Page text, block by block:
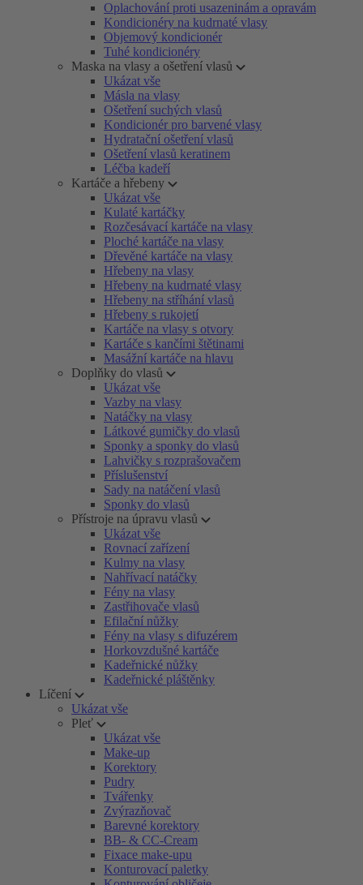
Oplachování proti usazeninám a opravám
Kondicionéry na kudrnaté vlasy
Objemový kondicionér
Tuhé kondicionéry
Maska na vlasy a ošetření vlasů
Ukázat vše
Másla na vlasy
Ošetření suchých vlasů
Kondicionér pro barvené vlasy
Hydratační ošetření vlasů
Ošetření vlasů keratinem
Léčba kadeří
Kartáče a hřebeny
Ukázat vše
Kulaté kartáčky
Rozčesávací kartáče na vlasy
Ploché kartáče na vlasy
Dřevěné kartáče na vlasy
Hřebeny na vlasy
Hřebeny na kudrnaté vlasy
Hřebeny na stříhání vlasů
Hřebeny s rukojetí
Kartáče na vlasy s otvory
Kartáče s kančími štětinami
Masážní kartáče na hlavu
Doplňky do vlasů
Ukázat vše
Vazby na vlasy
Natáčky na vlasy
Látkové gumičky do vlasů
Sponky a sponky do vlasů
Lahvičky s rozprašovačem
Příslušenství
Sady na natáčení vlasů
Sponky do vlasů
Přístroje na úpravu vlasů
Ukázat vše
Rovnací zařízení
Kulmy na vlasy
Nahřívací natáčky
Fény na vlasy
Zastřihovače vlasů
Efilační nůžky
Fény na vlasy s difuzérem
Horkovzdušné kartáče
Kadeřnické nůžky
Kadeřnické pláštěnky
Líčení
Ukázat vše
Pleť
Ukázat vše
Make-up
Korektory
Pudry
Tvářenky
Zvýrazňovač
Barevné korektory
BB- & CC-Cream
Fixace make-upu
Konturovací paletky